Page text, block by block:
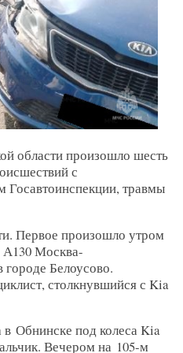
области произошло шесть
с
травмы
Первое произошло утром
А130 Москва-
Белоусово.
столкнувшийся с Kia
Обнинске под колеса Kia
Вечером на 105-м